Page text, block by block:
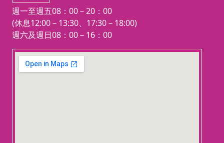
週一至週五08：00－20：00
(休息12:00－13:30、17:30－18:00)
週六及週日08：00－16：00
123 movies
embedgooglemap.net